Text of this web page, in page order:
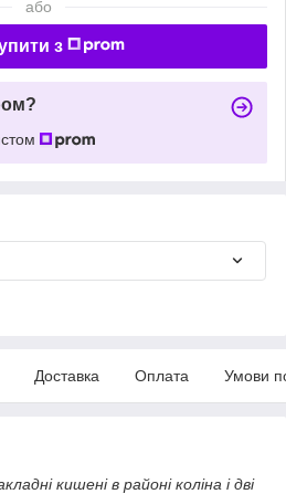
або
з
Доставка Оплата Умови
кишені в районі коліна і дві